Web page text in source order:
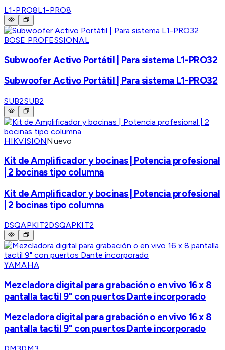
L1-PRO8L1-PRO8
BOSE PROFESSIONAL
Subwoofer Activo Portátil | Para sistema L1-PRO32
Subwoofer Activo Portátil | Para sistema L1-PRO32
SUB2SUB2
HIKVISIONNuevo
Kit de Amplificador y bocinas | Potencia profesional
| 2 bocinas tipo columna
Kit de Amplificador y bocinas | Potencia profesional
| 2 bocinas tipo columna
DSQAPKIT2DSQAPKIT2
YAMAHA
Mezcladora digital para grabación o en vivo 16 x 8
pantalla tactil 9" con puertos Dante incorporado
Mezcladora digital para grabación o en vivo 16 x 8
pantalla tactil 9" con puertos Dante incorporado